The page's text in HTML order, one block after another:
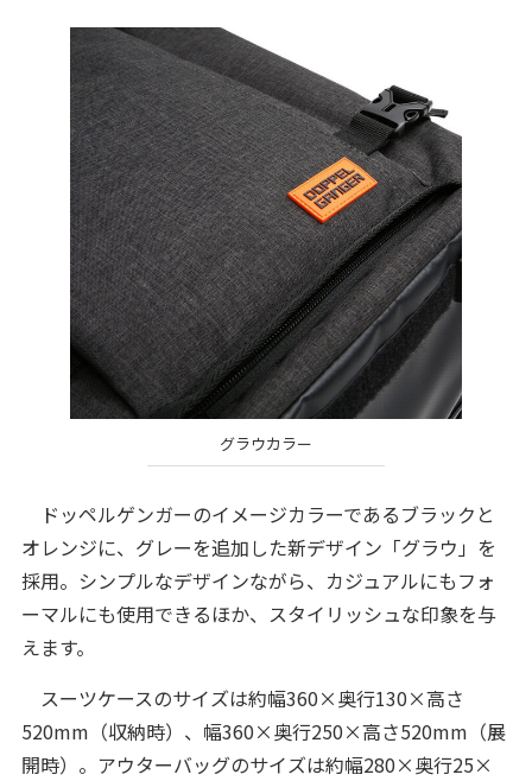
グラウカラー
ドッペルゲンガーのイメージカラーであるブラックと
オレンジに、グレーを追加した新デザイン「グラウ」を
採用。シンプルなデザインながら、カジュアルにもフォ
ーマルにも使用できるほか、スタイリッシュな印象を与
えます。
スーツケースのサイズは約幅360×奥行130×高さ
520mm（収納時）、幅360×奥行250×高さ520mm（展
開時）。アウターバッグのサイズは約幅280×奥行25×